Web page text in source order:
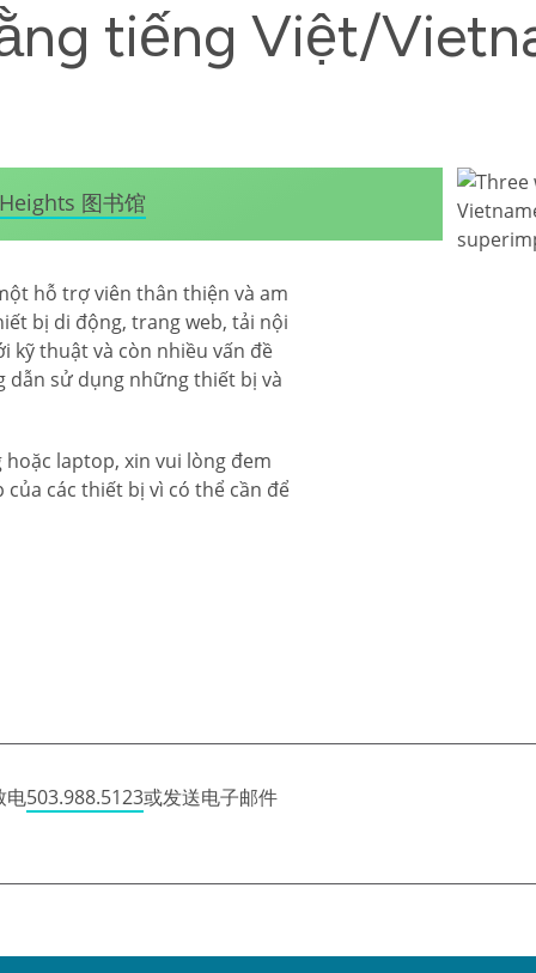
tiếng Việt/
图书馆
hỗ trợ viên thân thiện và am
bị di động, trang web, tải nội
kỹ thuật và còn nhiều vấn đề
dẫn sử dụng những thiết bị và
laptop, xin vui lòng đem
các thiết bị vì có thể cần để
电503.988.5123或发送电子邮件